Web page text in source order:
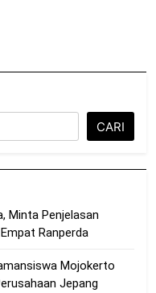
CARI
Minta Penjelasan
Ranperda
Mojokerto
Jepang